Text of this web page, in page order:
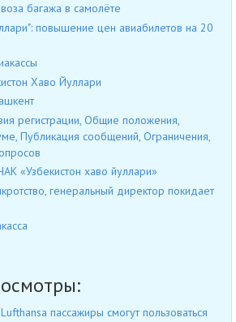
багажа в самолёте
повышение цен авиабилетов на 20
Хаво Йуллари
регистрации, Общие положения,
Публикация сообщений, Ограничения,
«Узбекистон хаво йуллари»
генеральный директор покидает
пассажиры смогут пользоваться